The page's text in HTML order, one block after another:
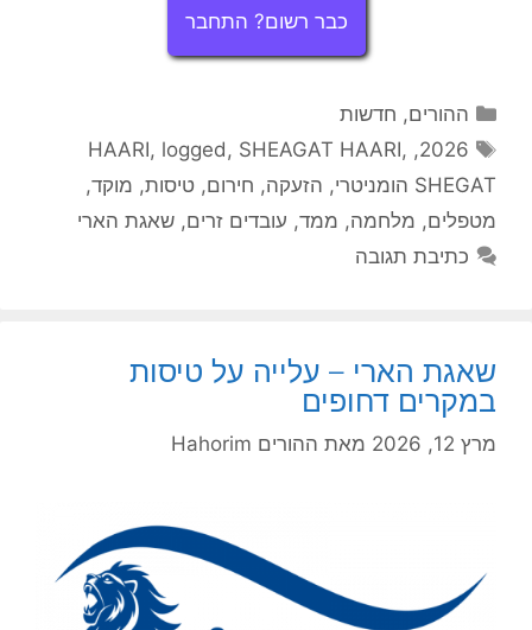
כבר רשום? התחבר
קטגוריות
ההורים, חדשות
תגיות
2026
,
HAARI, logged , SHEAGAT HAARI,
SHEGAT הומניטרי
, הזעקה, חירום, טיסות, מוקד,
מטפלים, מלחמה, ממד, עובדים זרים, שאגת הארי
כתיבת תגובה
שאגת הארי – עלייה על טיסות
במקרים דחופים
מרץ 12, 2026 מאת ההורים Hahorim